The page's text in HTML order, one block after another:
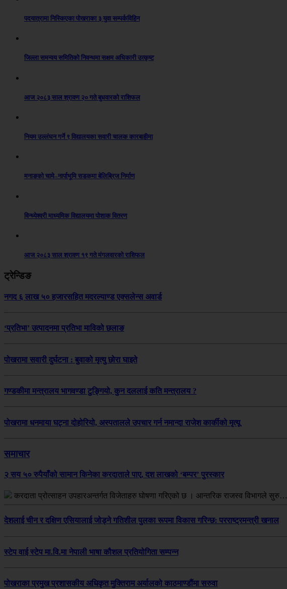
पदयात्रामा निस्किएका पोखराका ३ युवा सम्पर्कविहिन
जिल्ला समन्वय समितिको निवन्धमा सक्षम अधिकारी उत्कृष्ट
आज २०८३ साल श्रावण २० गते बुधवारको राशिफल
नियम उल्लंघन गर्ने ९ विद्यालयका सवारी चालक कारबाहीमा
मनाङको चामे–नार्पाभूमि सडकमा बेलिब्रिज निर्माण
विन्ध्येश्वरी माध्यमिक विद्यालयमा पोशाक वितरण
आज २०८३ साल श्रावण १९ गते मंगलवारको राशिफल
ट्रेन्डिङ
नगद ६ लाख ५० हजारसहित मदरल्याण्ड एक्सलेन्स अवार्ड
‘प्रतिभा’ उत्पादनमा प्रतिभा माविको छलाङ
पोखरामा सवारी दुर्घटना : बुवाको मृत्यु छोरा घाइते
गण्डकीमा मन्त्रालय भागवण्डा टुङ्गियो, कुन दललाई कति मन्त्रालय ?
पोखरामा धनमाया घट्ना दोहोरियो, अस्पतालले उपचार गर्न नमान्दा राजेश कार्कीको मृत्यू
समाचार
२ सय ५० रुपैयाँको सामान किनेका करदाताले पाए, दश लाखको ‘बम्पर’ पुरस्कार
करदाता प्रोत्साहन उपहारअन्तर्गत विजेताहरु घोषणा गरिएको छ । आन्तरिक राजस्व विभागले सुरु…
देशलाई चीन र दक्षिण एसियालाई जोड्ने गतिशील पुलका रूपमा विकास गरिन्छ: परराष्ट्रमन्त्री खनाल
स्टेप वाई स्टेप मा.वि.मा नेपाली भाषा कौशल प्रतियोगिता सम्पन्न
पोखराका प्रमुख प्रशासकीय अधिकृत मुक्तिराम अर्यालको काठमाण्डौंमा सरुवा